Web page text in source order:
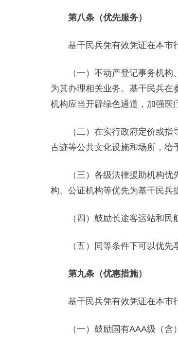
第八条（优先服务）
基干民兵凭有效凭证在本市行
（一）不动产登记事务机构、
为其办理相关业务。基干民兵在
机构应当开辟绿色通道，加强医
（二）在实行政府定价或指导
古迹等公共文化设施和场所，给
（三）各级法律援助机构优先
构、公证机构等优先为基干民兵
（四）鼓励长途客运站和民航
（五）同等条件下可以优先享
第九条（优惠措施）
基干民兵凭有效凭证在本市行
（一）鼓励国有AAA级（含）